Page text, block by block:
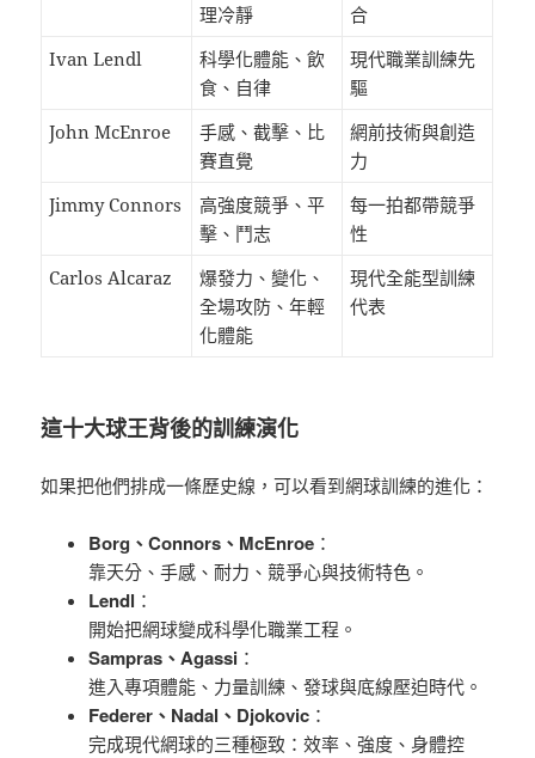
理冷靜
合
Ivan Lendl
科學化體能、飲
食、自律
現代職業訓練先
驅
John McEnroe
手感、截擊、比
賽直覺
網前技術與創造
力
Jimmy Connors
高強度競爭、平
擊、鬥志
每一拍都帶競爭
性
Carlos Alcaraz
爆發力、變化、
全場攻防、年輕
化體能
現代全能型訓練
代表
這十大球王背後的訓練演化
如果把他們排成一條歷史線，可以看到網球訓練的進化：
Borg、Connors、McEnroe ：
靠天分、手感、耐力、競爭心與技術特色。
Lendl ：
開始把網球變成科學化職業工程。
Sampras、Agassi ：
進入專項體能、力量訓練、發球與底線壓迫時代。
Federer、Nadal、Djokovic ：
完成現代網球的三種極致：效率、強度、身體控